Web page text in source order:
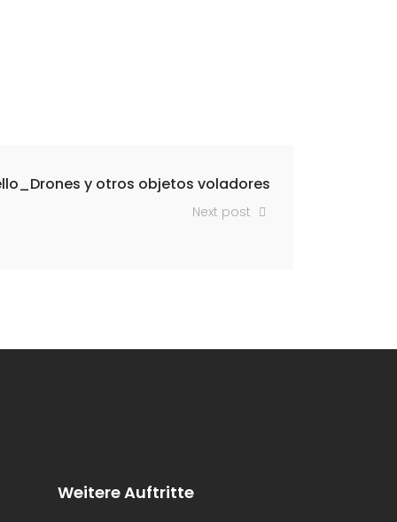
y otros objetos voladores
Next post
Weitere Auftritte